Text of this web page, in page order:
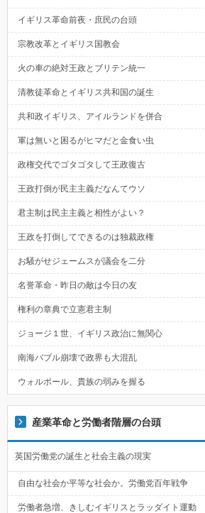
イギリス革命前夜・庶民の台頭
宗教改革とイギリス国教会
火の車の絶対王政とブリテン統一
清教徒革命とイギリス共和国の誕生
共和政イギリス、アイルランドを併合
軍は無いと困るがヒマだと金食い虫
政権交代でゴタゴタして王政復古
王政打倒が民主主義だなんてウソ
君主制は民主主義と相性がよい？
王政を打倒してできるのは独裁政権
お騒がせジェームスが議会を二分
名誉革命・昨日の敵は今日の友
権利の章典で立憲君主制
ジョージ１世、イギリス政治に無関心
南海バブル崩壊で政界も大混乱
ウォルポール、貴族の弱みを握る
産業革命と労働者階層の台頭
英国労働党の誕生と社会主義の現実
自由な社会か平等な社会か。労働党百年戦争
労働者急増、きしむイギリスとラッダイト運動